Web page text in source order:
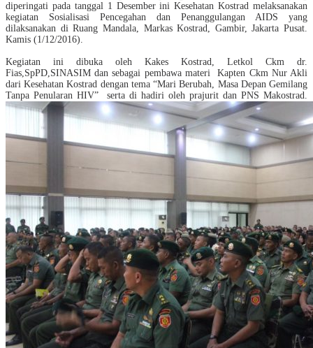
diperingati pada tanggal 1 Desember ini Kesehatan Kostrad melaksanakan
kegiatan Sosialisasi Pencegahan dan Penanggulangan AIDS yang
dilaksanakan di Ruang Mandala, Markas Kostrad, Gambir, Jakarta Pusat.
Kamis (1/12/2016).
Kegiatan ini dibuka oleh Kakes Kostrad, Letkol Ckm dr.
Fias,SpPD,SINASIM dan sebagai pembawa materi
Kapten Ckm Nur Akli
dari Kesehatan Kostrad dengan tema “Mari Berubah, Masa Depan Gemilang
Tanpa Penularan HIV”
serta di hadiri oleh prajurit dan PNS Makostrad.